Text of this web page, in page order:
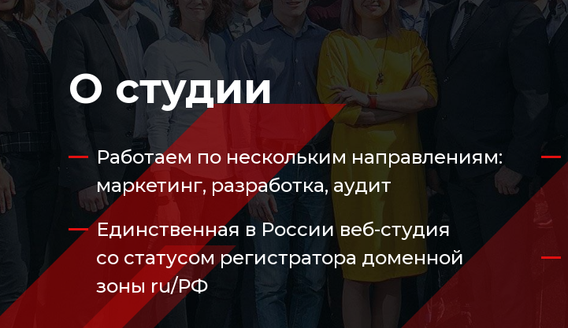
О студии
Работаем по нескольким направлениям:
маркетинг, разработка, аудит
Единственная в России веб-студия
со статусом регистратора доменной
зоны ru/РФ